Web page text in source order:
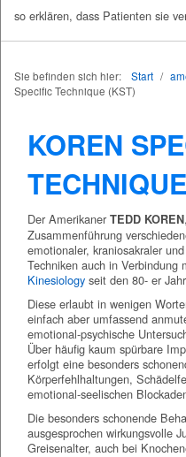
so erklären, dass Patienten sie
Sie befinden sich hier: Start /
Specific Technique (KST)
KOREN
Der Amerikaner TEDD KOREN
Zusammenführung
emotionaler, kraniosakraler
Techniken auch in Verbindung
Kinesiology seit den 80- er
Diese erlaubt in wenigen
einfach aber umfassend
emotional-psychische
Über häufig kaum spürbare
erfolgt eine besonders
Körperfehlhaltungen,
emotional-seelischen
Die besonders schonende
ausgesprochen wirkungsvolle
Greisenalter, auch bei